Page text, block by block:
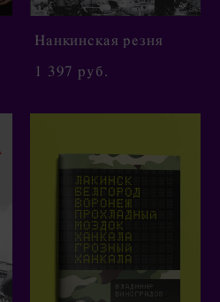
Нанкинская резня
1 397 pуб.